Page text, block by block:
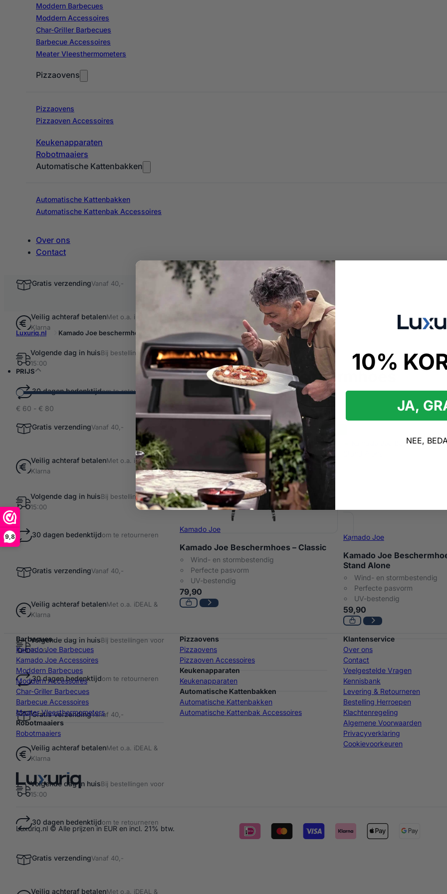
9,8
Moddern Barbecues
Moddern Accessoires
Char-Griller Barbecues
Barbecue Accessoires
Meater Vleesthermometers
Pizzaovens
Pizzaovens
Pizzaoven Accessoires
Keukenapparaten
Robotmaaiers
Automatische Kattenbakken
Automatische Kattenbakken
Automatische Kattenbak Accessoires
Over ons
Contact
Gratis verzendingVanaf 40,-
Veilig achteraf betalenMet o.a. iDEAL &
Klarna
Volgende dag in huisBij bestellingen voor
15:00
30 dagen bedenktijdom te retourneren
Gratis verzendingVanaf 40,-
Veilig achteraf betalenMet o.a. iDEAL &
Klarna
Volgende dag in huisBij bestellingen voor
15:00
30 dagen bedenktijdom te retourneren
Gratis verzendingVanaf 40,-
Veilig achteraf betalenMet o.a. iDEAL &
Klarna
Volgende dag in huisBij bestellingen voor
15:00
30 dagen bedenktijdom te retourneren
Gratis verzendingVanaf 40,-
Veilig achteraf betalenMet o.a. iDEAL &
Klarna
Volgende dag in huisBij bestellingen voor
15:00
30 dagen bedenktijdom te retourneren
Gratis verzendingVanaf 40,-
Veilig achteraf betalenMet o.a. iDEAL &
Luxuriq.nl Kamado Joe beschermhoes
Filter resultaten
PRIJS
€ 60 - € 80
Kamado Joe beschermhoes kopen
Kamado Joe beschermhoes Producten
Kamado Joe
Kamado Joe Beschermhoes – Classic
Wind- en stormbestendig
Perfecte pasvorm
UV-bestendig
79,90
Kamado Joe
Kamado Joe
Stand Alone
Wind- en stormbestendig
Perfecte pasvorm
UV-bestendig
59,90
Barbecues
Kamado Joe Barbecues
Kamado Joe Accessoires
Moddern Barbecues
Moddern Accessoires
Char-Griller Barbecues
Barbecue Accessoires
Meater Vleesthermometers
Robotmaaiers
Robotmaaiers
Pizzaovens
Pizzaovens
Pizzaoven Accessoires
Keukenapparaten
Keukenapparaten
Automatische Kattenbakken
Automatische Kattenbakken
Automatische Kattenbak Accessoires
Klantenservice
Over ons
Contact
Veelgestelde Vragen
Kennisbank
Levering & Retourneren
Bestelling Herroepen
Klachtenregeling
Algemene Voorwaarden
Privacyverklaring
Cookievoorkeuren
Luxuriq.nl © Alle prijzen in EUR en incl. 21% btw.
10%
JA,
NEE,